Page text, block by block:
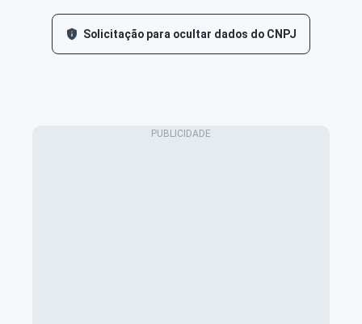
Solicitação para ocultar dados do CNPJ